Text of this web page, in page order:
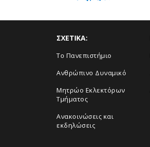
ΣΧΕΤΙΚΑ:
Το Πανεπιστήμιο
Ανθρώπινο Δυναμικό
Μητρώο Εκλεκτόρων
Τμήματος
Ανακοινώσεις και
εκδηλώσεις